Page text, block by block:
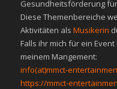
Gesundheitsförderung
Diese Themenbereiche
Aktivitäten als Musikerin
Falls ihr mich für ein
meinem Mangement:
info(at)mmct-
https://mmct-